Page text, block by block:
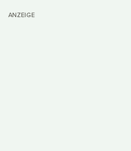
ANZEIGE